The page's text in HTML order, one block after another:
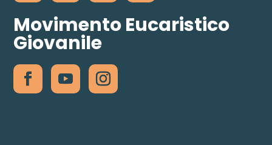
Movimento Eucaristico
Giovanile